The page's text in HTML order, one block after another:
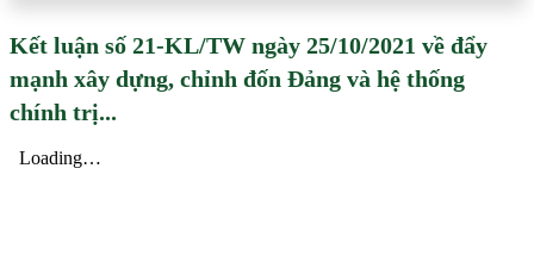
Kết luận số 21-KL/TW ngày 25/10/2021 về đẩy
mạnh xây dựng, chỉnh đốn Đảng và hệ thống
chính trị...